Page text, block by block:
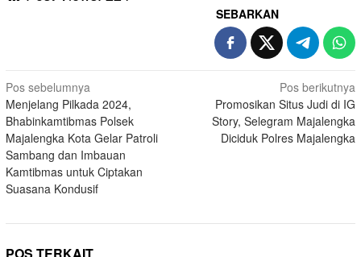
SEBARKAN
Navigasi
pos
Pos sebelumnya
Menjelang Pilkada 2024,
Bhabinkamtibmas Polsek
Majalengka Kota Gelar Patroli
Sambang dan Imbauan
Kamtibmas untuk Ciptakan
Suasana Kondusif
Pos berikutnya
Promosikan Situs Judi di IG
Story, Selegram Majalengka
Diciduk Polres Majalengka